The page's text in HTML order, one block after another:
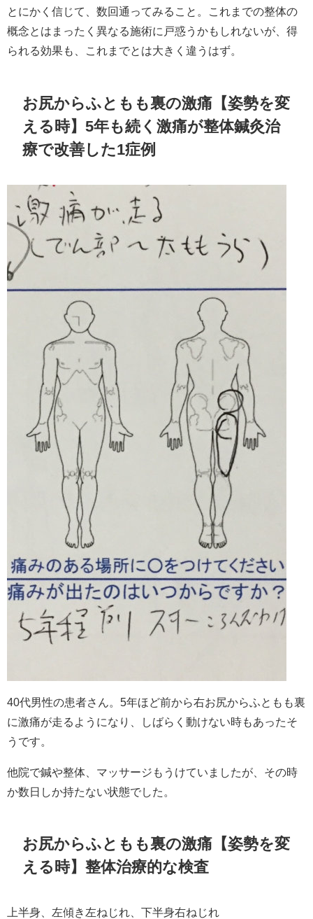
とにかく信じて、数回通ってみること。これまでの整体の
概念とはまったく異なる施術に戸惑うかもしれないが、得
られる効果も、これまでとは大きく違うはず。
お尻からふともも裏の激痛【姿勢を変
える時】5年も続く激痛が整体鍼灸治
療で改善した1症例
40代男性の患者さん。5年ほど前から右お尻からふともも裏
に激痛が走るようになり、しばらく動けない時もあったそ
うです。
他院で鍼や整体、マッサージもうけていましたが、その時
か数日しか持たない状態でした。
お尻からふともも裏の激痛【姿勢を変
える時】整体治療的な検査
上半身、左傾き左ねじれ、下半身右ねじれ